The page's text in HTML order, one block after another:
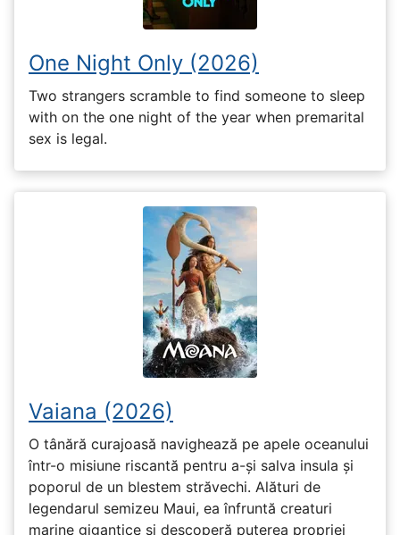
One Night Only (2026)
Two strangers scramble to find someone to sleep
with on the one night of the year when premarital
sex is legal.
Vaiana (2026)
O tânără curajoasă navighează pe apele oceanului
într-o misiune riscantă pentru a-și salva insula și
poporul de un blestem străvechi. Alături de
legendarul semizeu Maui, ea înfruntă creaturi
marine gigantice și descoperă puterea propriei